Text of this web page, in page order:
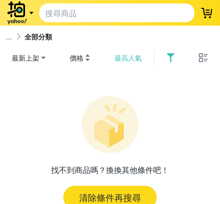
登
全部分類
最新上架 價格 最高人氣
找不到商品嗎？換換其他條件吧！
清除條件再搜尋